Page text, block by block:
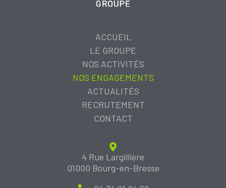
ACCUEIL
LE GROUPE
NOS ACTIVITÉS
NOS ENGAGEMENTS
ACTUALITÉS
RECRUTEMENT
CONTACT
4 Rue Largillière
01000 Bourg-en-Bresse